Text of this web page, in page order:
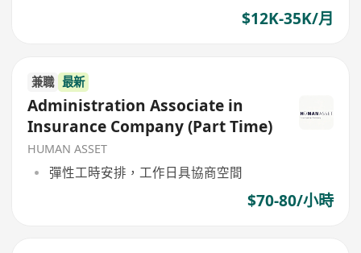
$12K-35K/月
兼職 最新
Administration Associate in
Insurance Company (Part Time)
HUMAN ASSET
彈性工時安排，工作日具協商空間
$70-80/小時